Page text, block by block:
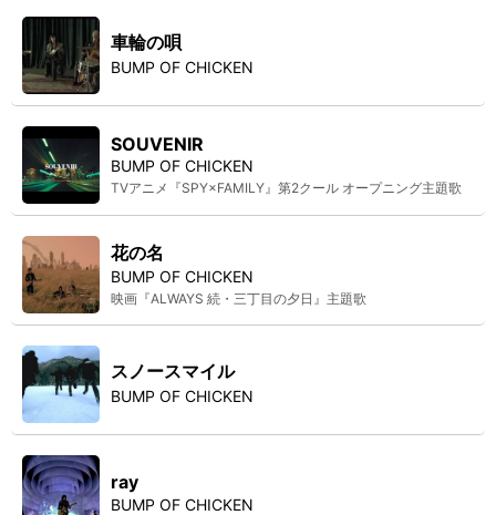
車輪の唄
BUMP OF CHICKEN
SOUVENIR
BUMP OF CHICKEN
TVアニメ『SPY×FAMILY』第2クール オープニング主題歌
花の名
BUMP OF CHICKEN
映画『ALWAYS 続・三丁目の夕日』主題歌
スノースマイル
BUMP OF CHICKEN
ray
BUMP OF CHICKEN